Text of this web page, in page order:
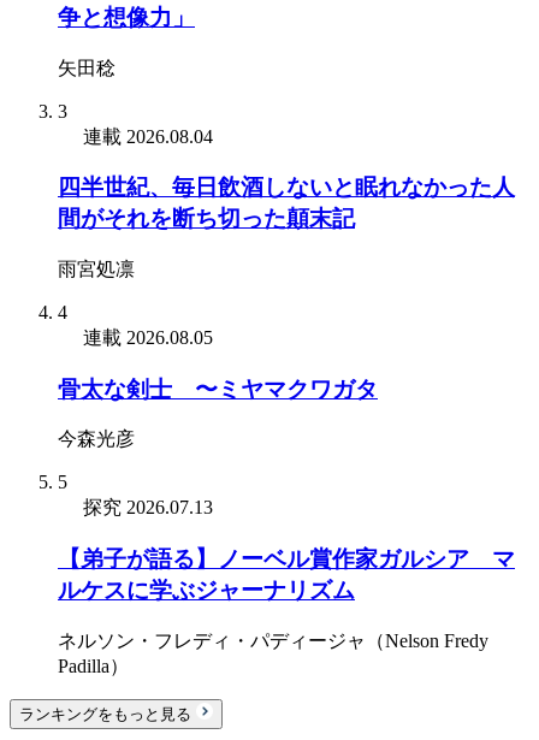
争と想像力」
矢田稔
3
連載 2026.08.04
四半世紀、毎日飲酒しないと眠れなかった人
間がそれを断ち切った顛末記
雨宮処凛
4
連載 2026.08.05
骨太な剣士 〜ミヤマクワガタ
今森光彦
5
探究 2026.07.13
【弟子が語る】ノーベル賞作家ガルシア゠マ
ルケスに学ぶジャーナリズム
ネルソン・フレディ・パディージャ（Nelson Fredy
Padilla）
ランキングをもっと見る